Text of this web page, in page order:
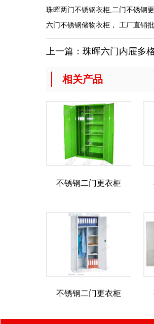
珠晖两门不锈钢衣柜,二门不锈钢
六门不锈钢储物衣柜， 工厂直销批
上一篇： 珠晖六门内屉多
相关产品
不锈钢二门更衣柜
不锈钢二门更衣柜